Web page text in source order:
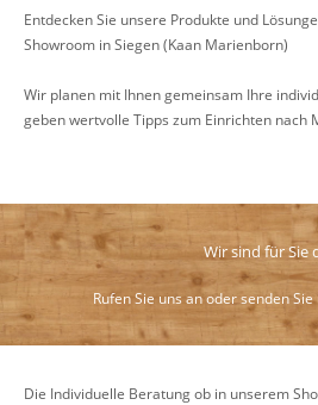
Entdecken Sie unsere Produkte und
Showroom in Siegen (Kaan Marienborn)
Wir planen mit Ihnen gemeinsam Ihre
geben wertvolle Tipps zum Einrichten nach
Wir sind für Sie
Rufen Sie uns an oder senden
Die Individuelle Beratung ob in unserem